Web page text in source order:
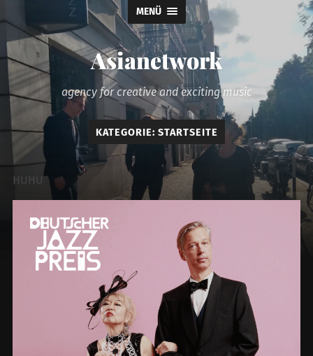
MENÜ
Asianetwork
agency for creative and exciting music
KATEGORIE: STARTSEITE
HUHU